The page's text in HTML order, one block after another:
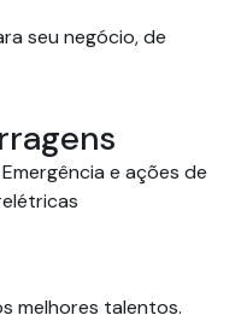
seu negócio, de
e ações de
melhores talentos.